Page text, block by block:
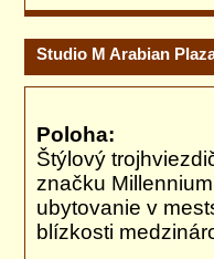
Studio M Arabian
Poloha:
Štýlový
značku
ubytovanie v
blízkosti